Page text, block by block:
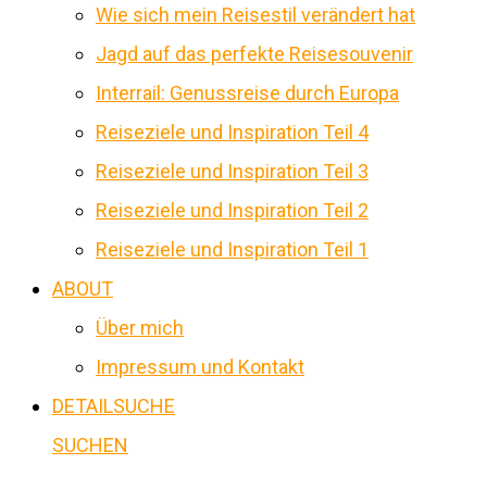
Wie sich mein Reisestil verändert hat
Jagd auf das perfekte Reisesouvenir
Interrail: Genussreise durch Europa
Reiseziele und Inspiration Teil 4
Reiseziele und Inspiration Teil 3
Reiseziele und Inspiration Teil 2
Reiseziele und Inspiration Teil 1
ABOUT
Über mich
Impressum und Kontakt
DETAILSUCHE
SUCHEN